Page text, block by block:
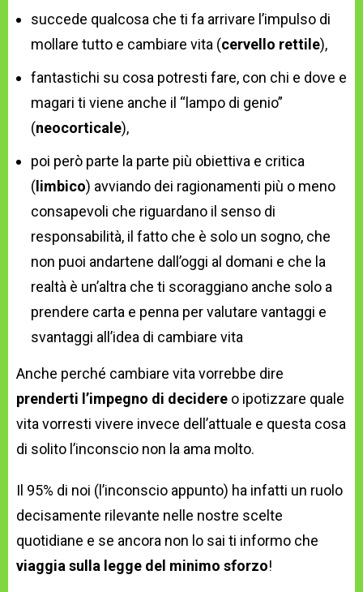
succede qualcosa che ti fa arrivare l’impulso di
mollare tutto e cambiare vita (cervello rettile),
fantastichi su cosa potresti fare, con chi e dove e
magari ti viene anche il “lampo di genio”
(neocorticale),
poi però parte la parte più obiettiva e critica
(limbico) avviando dei ragionamenti più o meno
consapevoli che riguardano il senso di
responsabilità, il fatto che è solo un sogno, che
non puoi andartene dall’oggi al domani e che la
realtà è un’altra che ti scoraggiano anche solo a
prendere carta e penna per valutare vantaggi e
svantaggi all’idea di cambiare vita
Anche perché cambiare vita vorrebbe dire
prenderti l’impegno di decidere o ipotizzare quale
vita vorresti vivere invece dell’attuale e questa cosa
di solito l’inconscio non la ama molto.
Il 95% di noi (l’inconscio appunto) ha infatti un ruolo
decisamente rilevante nelle nostre scelte
quotidiane e se ancora non lo sai ti informo che
viaggia sulla legge del minimo sforzo!